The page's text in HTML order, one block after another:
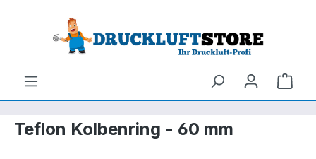
Hauptinhalt springen
Zur Suche springen
Teflon Kolbenring - 60 mm